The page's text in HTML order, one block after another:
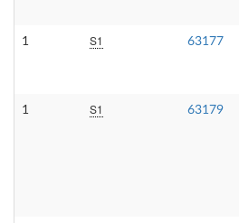
1 S1 63177
1 S1 63179